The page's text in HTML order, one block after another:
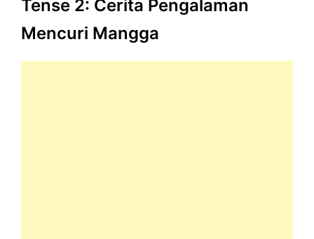
Tense 2: Cerita Pengalaman
Mencuri Mangga